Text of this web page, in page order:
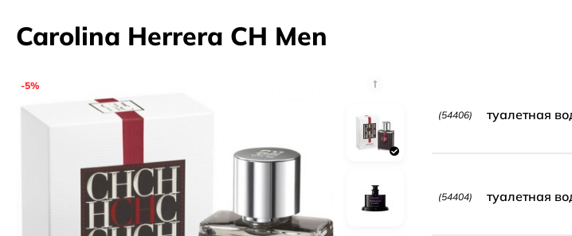
Carolina Herrera CH Men
-5%
(54406) туалетная
(54404) туалетная